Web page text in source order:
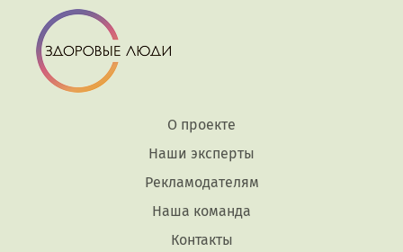
О проекте
Наши эксперты
Рекламодателям
Наша команда
Контакты